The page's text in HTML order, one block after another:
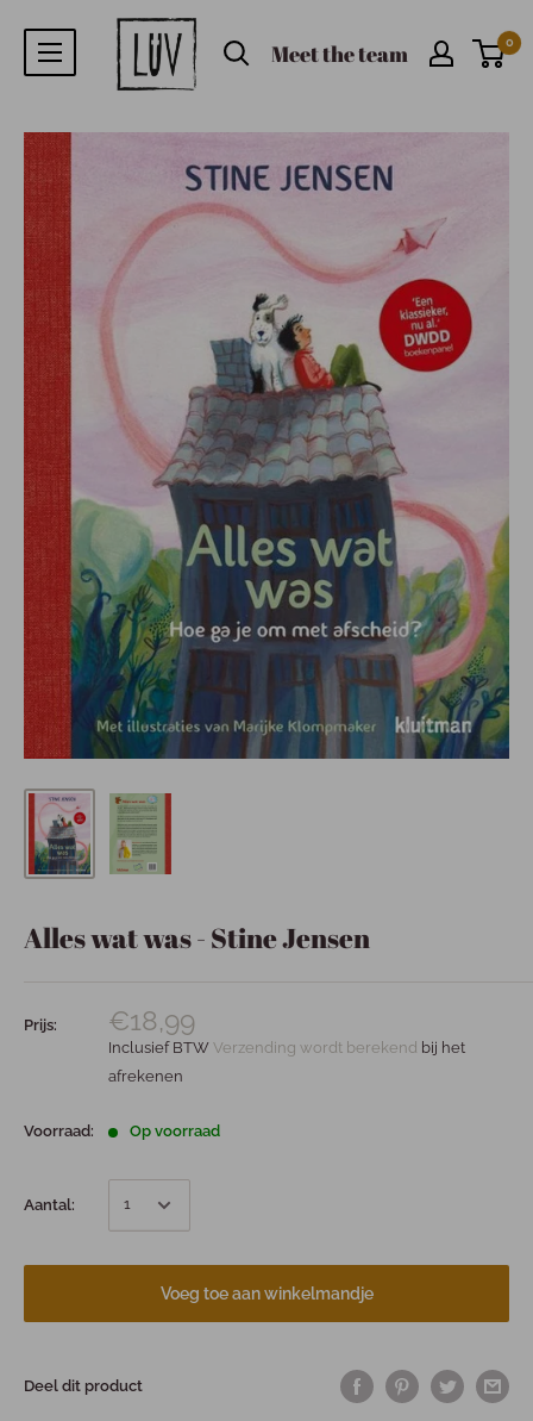
Meet the team 0
Alles wat was - Stine Jensen
Prijs: €18,99
Inclusief BTW Verzending wordt berekend bij het
afrekenen
Voorraad: Op voorraad
Aantal:
Voeg toe aan winkelmandje
Deel dit product